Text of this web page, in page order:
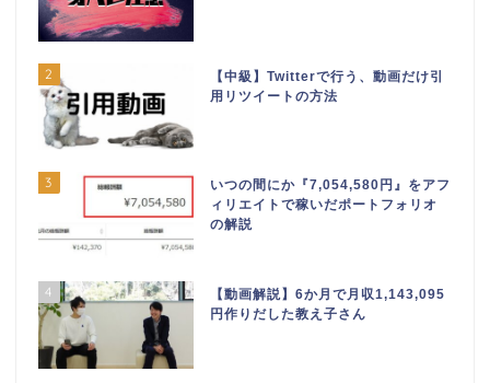
2
【中級】Twitterで行う、動画だけ引
用リツイートの方法
3
いつの間にか『7,054,580円』をアフ
ィリエイトで稼いだポートフォリオ
の解説
4
【動画解説】6か月で月収1,143,095
円作りだした教え子さん